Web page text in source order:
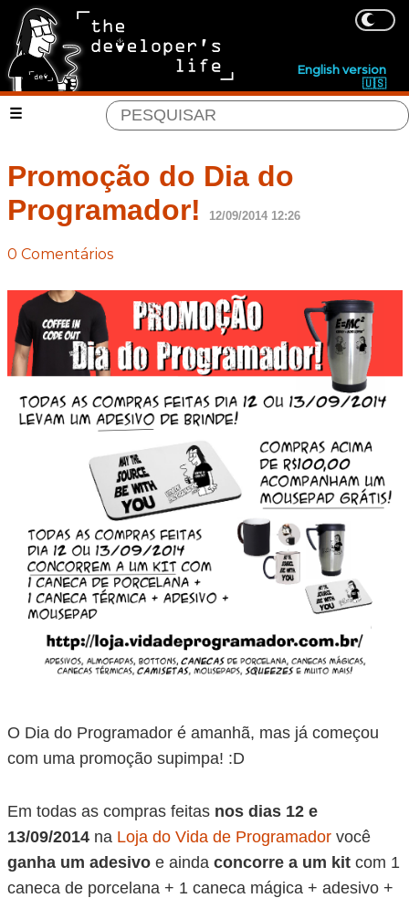
English version
🇺🇸
Promoção do Dia do
Programador!
12/09/2014 12:26
0 Comentários
O Dia do Programador é amanhã, mas já começou
com uma promoção supimpa! :D
Em todas as compras feitas nos dias 12 e
13/09/2014na Loja do Vida de Programadorvocê
ganha um adesivoe ainda concorre a um kitcom 1
caneca de porcelana + 1 caneca mágica + adesivo +